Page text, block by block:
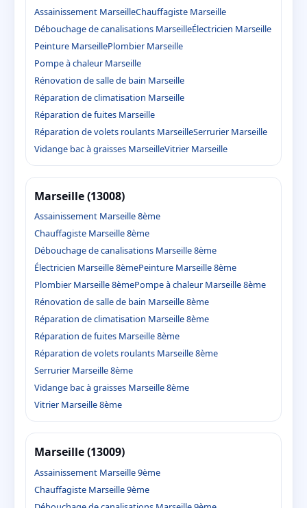
Assainissement MarseilleChauffagiste Marseille
Débouchage de canalisations MarseilleÉlectricien Marseille
Peinture MarseillePlombier Marseille
Pompe à chaleur Marseille
Rénovation de salle de bain Marseille
Réparation de climatisation Marseille
Réparation de fuites Marseille
Réparation de volets roulants MarseilleSerrurier Marseille
Vidange bac à graisses MarseilleVitrier Marseille
Marseille (13008)
Assainissement Marseille 8ème
Chauffagiste Marseille 8ème
Débouchage de canalisations Marseille 8ème
Électricien Marseille 8èmePeinture Marseille 8ème
Plombier Marseille 8èmePompe à chaleur Marseille 8ème
Rénovation de salle de bain Marseille 8ème
Réparation de climatisation Marseille 8ème
Réparation de fuites Marseille 8ème
Réparation de volets roulants Marseille 8ème
Serrurier Marseille 8ème
Vidange bac à graisses Marseille 8ème
Vitrier Marseille 8ème
Marseille (13009)
Assainissement Marseille 9ème
Chauffagiste Marseille 9ème